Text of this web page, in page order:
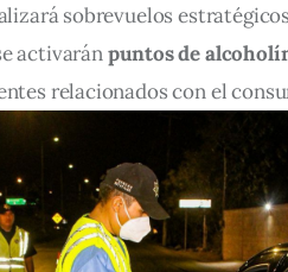
sobrevuelos
activarán puntos de
relacionados con el